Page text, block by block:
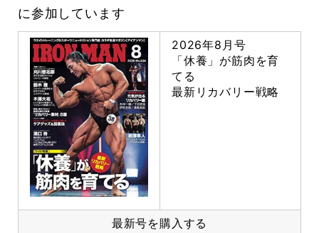
に参加しています
2026年8月号
「休養」が筋肉を育
てる
最新リカバリー戦略
最新号を購入する